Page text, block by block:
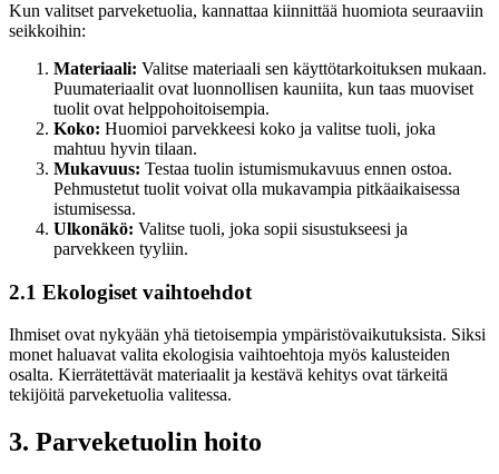
Kun valitset parveketuolia, kannattaa kiinnittää huomiota seuraaviin
seikkoihin:
Materiaali: Valitse materiaali sen käyttötarkoituksen mukaan.
Puumateriaalit ovat luonnollisen kauniita, kun taas muoviset
tuolit ovat helppohoitoisempia.
Koko: Huomioi parvekkeesi koko ja valitse tuoli, joka
mahtuu hyvin tilaan.
Mukavuus: Testaa tuolin istumismukavuus ennen ostoa.
Pehmustetut tuolit voivat olla mukavampia pitkäaikaisessa
istumisessa.
Ulkonäkö: Valitse tuoli, joka sopii sisustukseesi ja
parvekkeen tyyliin.
2.1 Ekologiset vaihtoehdot
Ihmiset ovat nykyään yhä tietoisempia ympäristövaikutuksista. Siksi
monet haluavat valita ekologisia vaihtoehtoja myös kalusteiden
osalta. Kierrätettävät materiaalit ja kestävä kehitys ovat tärkeitä
tekijöitä parveketuolia valitessa.
3. Parveketuolin hoito